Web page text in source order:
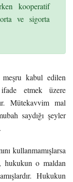
kooperatif
ve sigorta
kabul edilen
etmek üzere
Mütekavvim mal
saydığı şeyler
kullanmamışlarsa
hukukun o maldan
Hukukun